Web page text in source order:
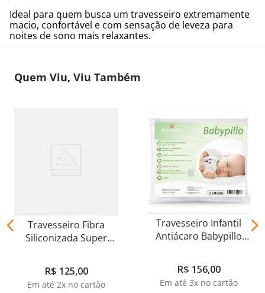
Ideal para quem busca um travesseiro extremamente
macio, confortável e com sensação de leveza para
noites de sono mais relaxantes.
Quem Viu, Viu Também
Travesseiro Fibra
Siliconizada Super
R$ 125,00
Em até 2x no cartão
Travesseiro Infantil
Antiácaro Babypillo
R$ 156,00
Em até 3x no cartão